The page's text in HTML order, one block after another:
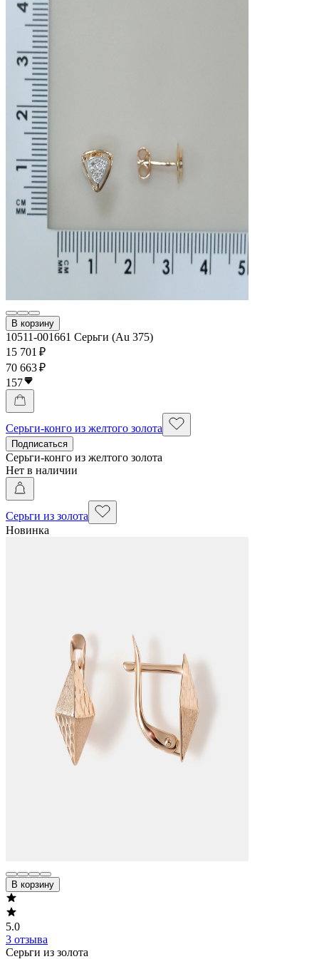
В корзину
10511-001661 Серьги (Au 375)
15 701 ₽
70 663 ₽
157
Серьги-конго из желтого золота
Подписаться
Серьги-конго из желтого золота
Нет в наличии
Серьги из золота
Новинка
В корзину
5.0
3 отзыва
Серьги из золота